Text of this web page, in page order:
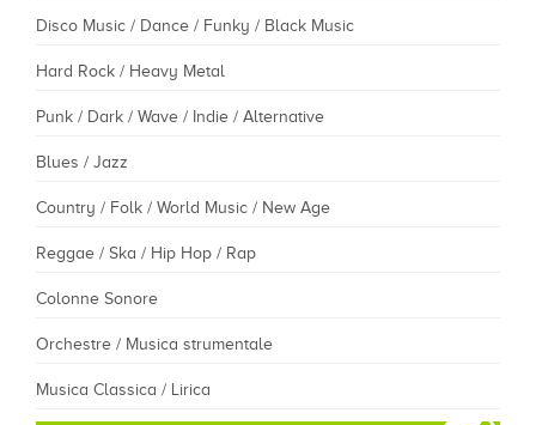
Disco Music / Dance / Funky / Black Music
Hard Rock / Heavy Metal
Punk / Dark / Wave / Indie / Alternative
Blues / Jazz
Country / Folk / World Music / New Age
Reggae / Ska / Hip Hop / Rap
Colonne Sonore
Orchestre / Musica strumentale
Musica Classica / Lirica